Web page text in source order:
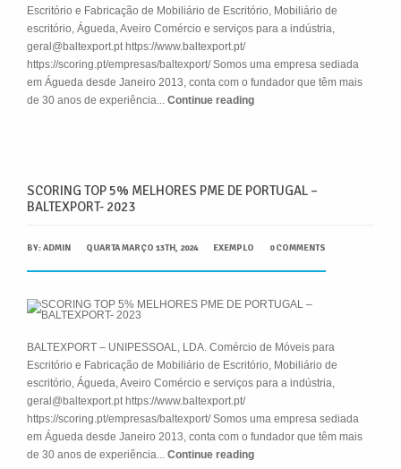
Escritório e Fabricação de Mobiliário de Escritório, Mobiliário de
escritório, Águeda, Aveiro Comércio e serviços para a indústria,
geral@baltexport.pt https://www.baltexport.pt/
https://scoring.pt/empresas/baltexport/ Somos uma empresa sediada
em Águeda desde Janeiro 2013, conta com o fundador que têm mais
de 30 anos de experiência... Continue reading
SCORING TOP 5% MELHORES PME DE PORTUGAL –
BALTEXPORT- 2023
BY:ADMIN QUARTA MARÇO 13TH, 2024 EXEMPLO 0 COMMENTS
BALTEXPORT – UNIPESSOAL, LDA. Comércio de Móveis para
Escritório e Fabricação de Mobiliário de Escritório, Mobiliário de
escritório, Águeda, Aveiro Comércio e serviços para a indústria,
geral@baltexport.pt https://www.baltexport.pt/
https://scoring.pt/empresas/baltexport/ Somos uma empresa sediada
em Águeda desde Janeiro 2013, conta com o fundador que têm mais
de 30 anos de experiência... Continue reading